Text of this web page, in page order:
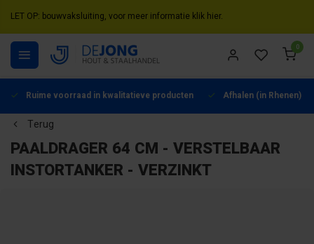
LET OP: bouwvaksluiting, voor meer informatie klik hier.
0
Ruime voorraad in kwalitatieve producten Afhalen (in Rhenen)
Terug
PAALDRAGER 64 CM - VERSTELBAAR
INSTORTANKER - VERZINKT